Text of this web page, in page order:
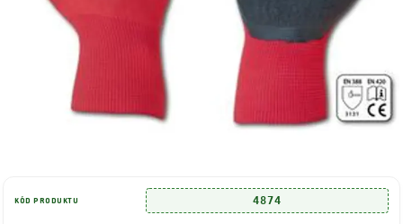
KÓD PRODUKTU 4874